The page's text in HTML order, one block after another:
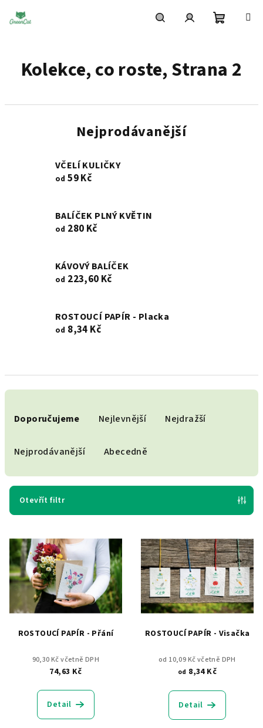
košík
Kolekce, co roste, Strana 2
Nejprodávanější
VČELÍ KULIČKY
od 59 Kč
BALÍČEK PLNÝ KVĚTIN
od 280 Kč
KÁVOVÝ BALÍČEK
od 223,60 Kč
ROSTOUCÍ PAPÍR - Placka
od 8,34 Kč
r
o
d
u
k
ů
Doporučujeme Nejlevnější Nejdražší
Nejprodávanější Abecedně
Otevřít filtr
ý
p
p
ROSTOUCÍ PAPÍR - Přání
90,30 Kč včetně DPH
74,63 Kč
Detail
ROSTOUCÍ PAPÍR - Visačka
od 10,09 Kč včetně DPH
od 8,34 Kč
Detail